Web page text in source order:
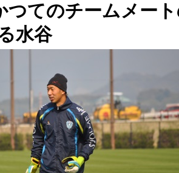
出陣
W杯開幕 注目は「個」
つてのチームメー
水谷